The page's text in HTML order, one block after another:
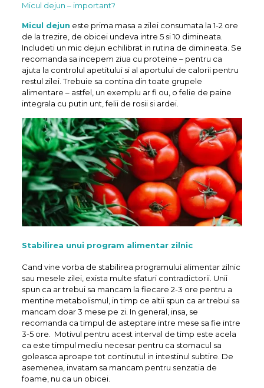
Micul dejun – important?
Micul dejun este prima masa a zilei consumata la 1-2 ore
de la trezire, de obicei undeva intre 5 si 10 dimineata.
Includeti un mic dejun echilibrat in rutina de dimineata. Se
recomanda sa incepem ziua cu proteine – pentru ca
ajuta la controlul apetitului si al aportului de calorii pentru
restul zilei. Trebuie sa contina din toate grupele
alimentare – astfel, un exemplu ar fi ou, o felie de paine
integrala cu putin unt, felii de rosii si ardei.
Stabilirea unui program alimentar zilnic
Cand vine vorba de stabilirea programului alimentar zilnic
sau mesele zilei, exista multe sfaturi contradictorii. Unii
spun ca ar trebui sa mancam la fiecare 2-3 ore pentru a
mentine metabolismul, in timp ce altii spun ca ar trebui sa
mancam doar 3 mese pe zi. In general, insa, se
recomanda ca timpul de asteptare intre mese sa fie intre
3-5 ore. Motivul pentru acest interval de timp este acela
ca este timpul mediu necesar pentru ca stomacul sa
goleasca aproape tot continutul in intestinul subtire. De
asemenea, invatam sa mancam pentru senzatia de
foame, nu ca un obicei.